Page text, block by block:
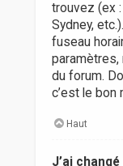
trouvez (ex
Sydney,
fuseau
paramètres,
du forum.
c’est le bon
Haut
J’ai